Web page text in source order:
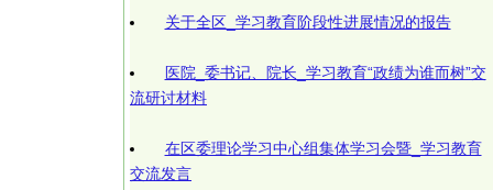
关于全区_学习教育阶段性进展情况的报告
医院_委书记、院长_学习教育“政绩为谁而树”交
流研讨材料
在区委理论学习中心组集体学习会暨_学习教育
交流发言